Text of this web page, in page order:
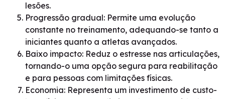
lesões.
Progressão gradual: Permite uma evolução
constante no treinamento, adequando-se tanto a
iniciantes quanto a atletas avançados.
Baixo impacto: Reduz o estresse nas articulações,
tornando-o uma opção segura para reabilitação
e para pessoas com limitações físicas.
Economia: Representa um investimento de custo-